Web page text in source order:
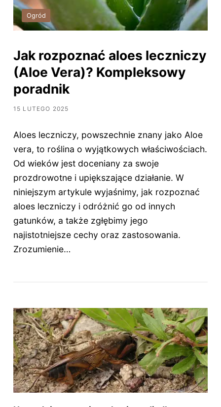
Ogród
Jak rozpoznać aloes leczniczy
(Aloe Vera)? Kompleksowy
poradnik
15 LUTEGO 2025
Aloes leczniczy, powszechnie znany jako Aloe
vera, to roślina o wyjątkowych właściwościach.
Od wieków jest doceniany za swoje
prozdrowotne i upiększające działanie. W
niniejszym artykule wyjaśnimy, jak rozpoznać
aloes leczniczy i odróżnić go od innych
gatunków, a także zgłębimy jego
najistotniejsze cechy oraz zastosowania.
Zrozumienie…